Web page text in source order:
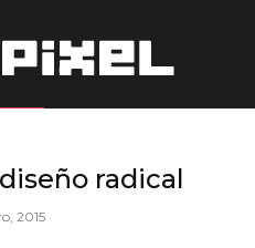
radical
2015